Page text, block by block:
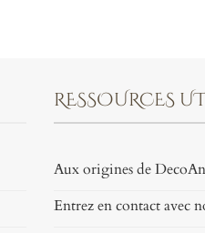
RESSOURCES
Aux origines de
Entrez en contact avec